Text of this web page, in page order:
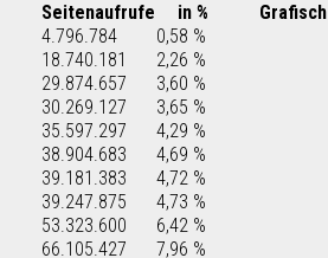
Seitenaufrufe in % Grafisch
4.796.784 0,58 %
18.740.181 2,26 %
29.874.657 3,60 %
30.269.127 3,65 %
35.597.297 4,29 %
38.904.683 4,69 %
39.181.383 4,72 %
39.247.875 4,73 %
53.323.600 6,42 %
66.105.427 7,96 %